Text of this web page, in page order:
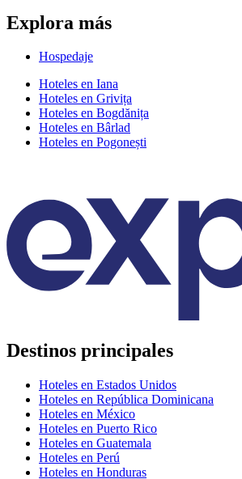
Explora más
Hospedaje
Hoteles en Iana
Hoteles en Grivița
Hoteles en Bogdănița
Hoteles en Bârlad
Hoteles en Pogonești
Destinos principales
Hoteles en Estados Unidos
Hoteles en República Dominicana
Hoteles en México
Hoteles en Puerto Rico
Hoteles en Guatemala
Hoteles en Perú
Hoteles en Honduras